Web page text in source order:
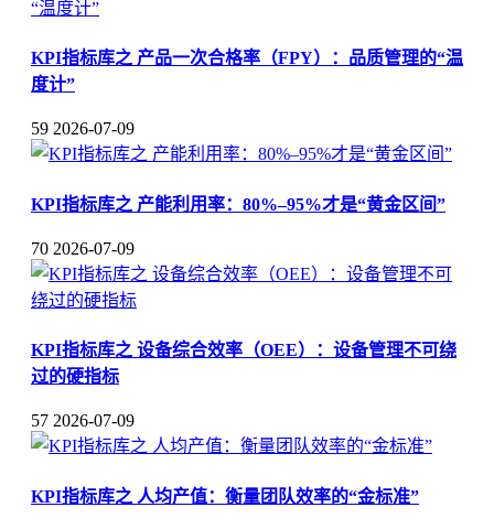
KPI指标库之 产品一次合格率（FPY）：品质管理的“温
度计”
59 2026-07-09
KPI指标库之 产能利用率：80%–95%才是“黄金区间”
70 2026-07-09
KPI指标库之 设备综合效率（OEE）：设备管理不可绕
过的硬指标
57 2026-07-09
KPI指标库之 人均产值：衡量团队效率的“金标准”